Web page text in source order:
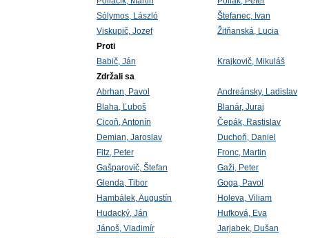
Sólymos, László
Štefanec, Ivan
Viskupič, Jozef
Žitňanská, Lucia
Proti
Babič, Ján
Krajkovič, Mikuláš
Zdržali sa
Abrhan, Pavol
Andreánsky, Ladislav
Blaha, Ľuboš
Blanár, Juraj
Cicoň, Antonín
Čepák, Rastislav
Demian, Jaroslav
Duchoň, Daniel
Fitz, Peter
Fronc, Martin
Gašparovič, Štefan
Gaži, Peter
Glenda, Tibor
Goga, Pavol
Hambálek, Augustín
Holeva, Viliam
Hudacký, Ján
Hufková, Eva
Jánoš, Vladimír
Jarjabek, Dušan